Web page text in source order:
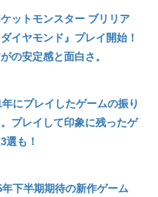
ケットモンスター ブリリア
イヤモンド』プレイ開始！
の安定感と面白さ。
年にプレイしたゲームの振り
プレイして印象に残ったゲ
選も！
年下半期期待の新作ゲーム